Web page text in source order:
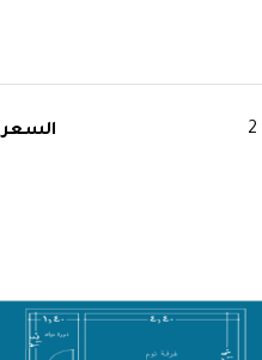
2 السعر